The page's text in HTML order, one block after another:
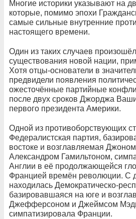
Многие историки указывают на
которые, помимо эпохи
самые сильные внутренние
настоящего времени.
Один из таких случаев
существования новой нации,
Хотя отцы-основатели в
предвидели появления
ожесточённые партийные
после двух сроков Джорджа
первого президента Америки.
Одной из противоборствующих
Федералистская партия,
востоке и возглавляемая
Александром Гамильтоном,
Англии в её продолжающейся
Францией времён революции. С
находилась Демократическо-
базировавшаяся на юге и
Джефферсоном и Джеймсом
симпатизировала Франции.